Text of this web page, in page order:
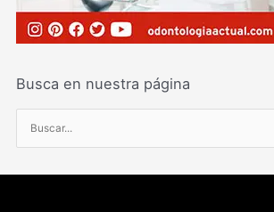
Busca en nuestra página
u
s